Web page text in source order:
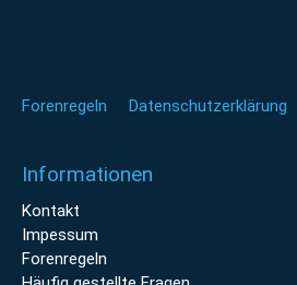
Forenregeln Datenschutzerklärung
Informationen
Kontakt
Impessum
Forenregeln